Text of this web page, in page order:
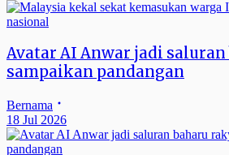
nasional
Avatar AI Anwar jadi
sampaikan pandangan
Bernama
18 Jul 2026